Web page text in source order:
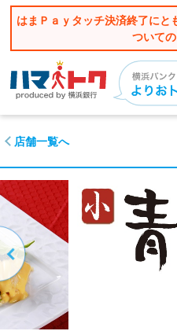
はまＰａｙタッチ決済終了に
ついて
店舗一覧へ